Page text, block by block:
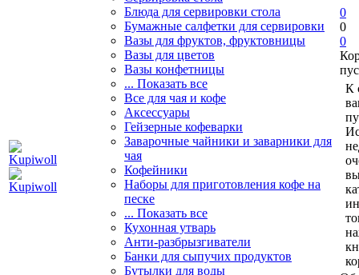
Блюда для сервировки стола
Бумажные салфетки для сервировки
Вазы для фруктов, фруктовницы
Вазы для цветов
Вазы конфетницы
... Показать все
Все для чая и кофе
Аксессуары
Гейзерные кофеварки
Заварочные чайники и заварники для
чая
Кофейники
Наборы для приготовления кофе на
песке
... Показать все
Кухонная утварь
Анти-разбрызгиватели
Банки для сыпучих продуктов
Бутылки для воды
0
0
0
К